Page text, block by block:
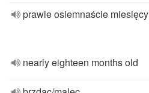
prawie osiemnaście miesięcy
nearly eighteen months old